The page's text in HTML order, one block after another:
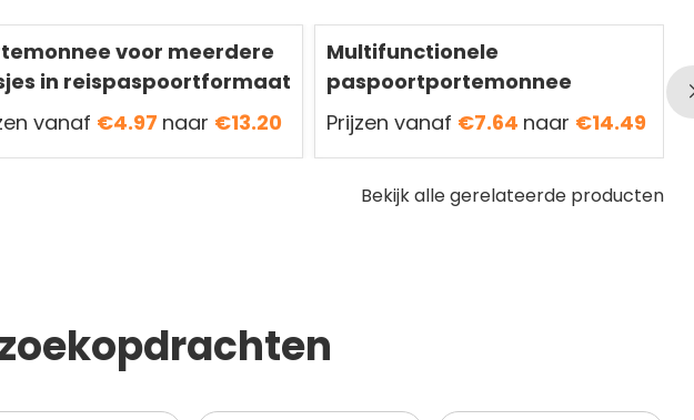
voor meerdere
in reispaspoortformaat
vanaf €4.97 naar €13.20
Multifunctionele
paspoortportemonnee
Prijzen vanaf €7.64 naar €14.49
Bekijk alle gerelateerde producten